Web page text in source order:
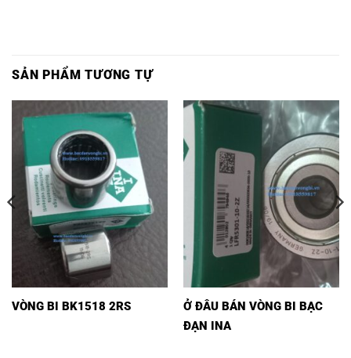
SẢN PHẨM TƯƠNG TỰ
VÒNG BI BK1518 2RS
Ở ĐÂU BÁN VÒNG BI BẠC
ĐẠN INA